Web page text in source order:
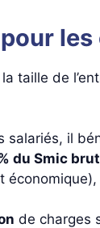
taille de
il
du Smic
économique),
de charges